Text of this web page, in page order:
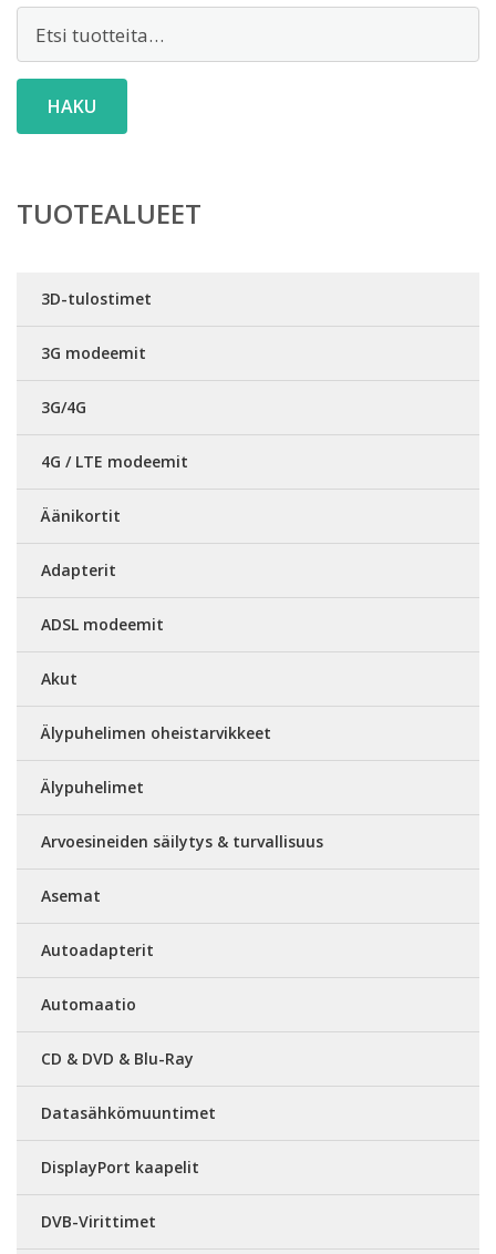
HAKU
TUOTEALUEET
3D-tulostimet
3G modeemit
3G/4G
4G / LTE modeemit
Äänikortit
Adapterit
ADSL modeemit
Akut
Älypuhelimen oheistarvikkeet
Älypuhelimet
Arvoesineiden säilytys & turvallisuus
Asemat
Autoadapterit
Automaatio
CD & DVD & Blu-Ray
Datasähkömuuntimet
DisplayPort kaapelit
DVB-Virittimet